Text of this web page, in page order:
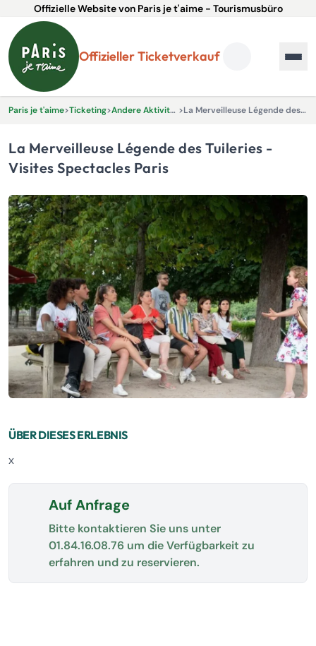
Offizielle Website von Paris je t'aime - Tourismusbüro
Offizieller Ticketverkauf
Paris je t'aime>Ticketing> Andere Aktivitäten und Erlebnisse > La Merveilleuse Légende des Tuileries - Visites Spectacles Paris
La Merveilleuse Légende des Tuileries -
Visites Spectacles Paris
ÜBER DIESES ERLEBNIS
x
Auf Anfrage
Bitte kontaktieren Sie uns unter
01.84.16.08.76 um die Verfügbarkeit zu
erfahren und zu reservieren.